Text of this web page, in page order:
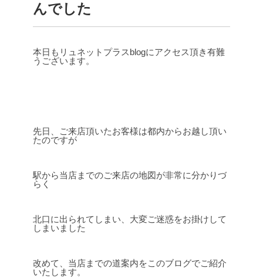
んでした
本日もリュネットプラスblogにアクセス頂き有難
うございます。
先日、ご来店頂いたお客様は都内からお越し頂い
たのですが
駅から当店までのご来店の地図が非常に分かりづ
らく
北口に出られてしまい、大変ご迷惑をお掛けして
しまいました
改めて、当店までの道案内をこのブログでご紹介
いたします。